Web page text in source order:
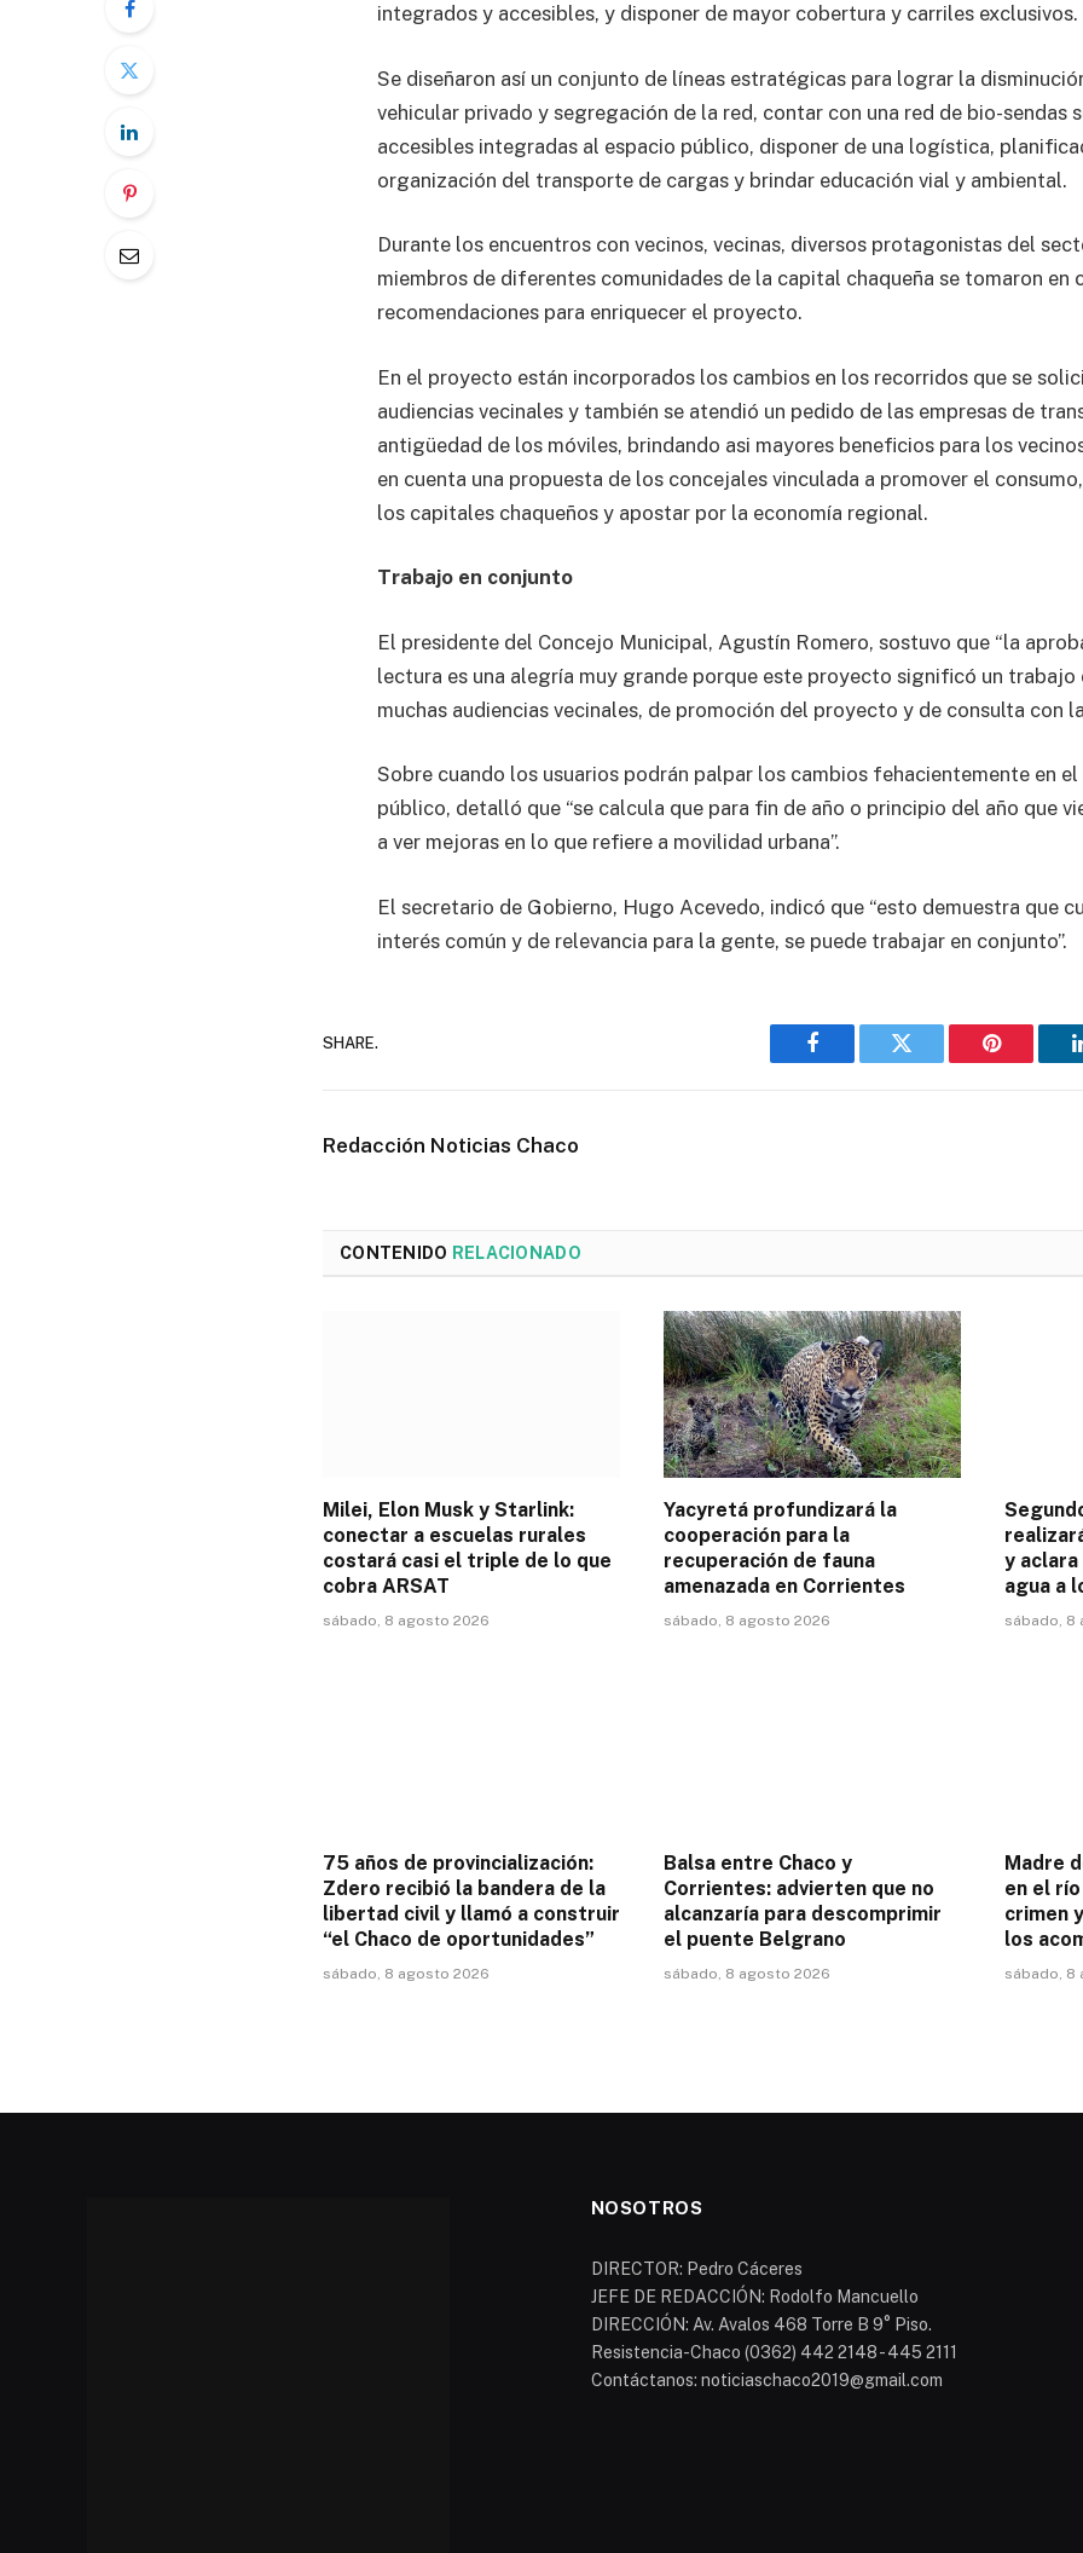
integrados y accesibles, y disponer de mayor cobertura y carriles exclusivos.
Se diseñaron así un conjunto de líneas estratégicas para lograr la
vehicular privado y segregación de la red, contar con una red de bio-sendas
accesibles integradas al espacio público, disponer de una logística,
organización del transporte de cargas y brindar educación vial y ambiental.
Durante los encuentros con vecinos, vecinas, diversos protagonistas del
miembros de diferentes comunidades de la capital chaqueña se tomaron en
recomendaciones para enriquecer el proyecto.
En el proyecto están incorporados los cambios en los recorridos que se
audiencias vecinales y también se atendió un pedido de las empresas de
antigüedad de los móviles, brindando asi mayores beneficios para los
en cuenta una propuesta de los concejales vinculada a promover el
los capitales chaqueños y apostar por la economía regional.
Trabajo en conjunto
El presidente del Concejo Municipal, Agustín Romero, sostuvo que “la
lectura es una alegría muy grande porque este proyecto significó un trabajo
muchas audiencias vecinales, de promoción del proyecto y de consulta con
Sobre cuando los usuarios podrán palpar los cambios fehacientemente en
público, detalló que “se calcula que para fin de año o principio del año que
a ver mejoras en lo que refiere a movilidad urbana”.
El secretario de Gobierno, Hugo Acevedo, indicó que “esto demuestra que
interés común y de relevancia para la gente, se puede trabajar en conjunto”.
SHARE.
Facebook Twitter Pinterest
Redacción Noticias Chaco
CONTENIDO RELACIONADO
Milei, Elon Musk y Starlink:
conectar a escuelas rurales
costará casi el triple de lo que
cobra ARSAT
sábado, 8 agosto 2026
Yacyretá profundizará la
cooperación para la
recuperación de fauna
amenazada en Corrientes
sábado, 8 agosto 2026
y
agua a
sábado, 8
75 años de provincialización:
Zdero recibió la bandera de la
libertad civil y llamó a construir
“el Chaco de oportunidades”
sábado, 8 agosto 2026
Balsa entre Chaco y
Corrientes: advierten que no
alcanzaría para descomprimir
el puente Belgrano
sábado, 8 agosto 2026
Madre
en el
crimen
los
sábado, 8
NOSOTROS
DIRECTOR: Pedro Cáceres
JEFE DE REDACCIÓN: Rodolfo Mancuello
DIRECCIÓN: Av. Avalos 468 Torre B 9° Piso.
Resistencia-Chaco (0362) 442 2148 - 445 2111
Contáctanos: noticiaschaco2019@gmail.com